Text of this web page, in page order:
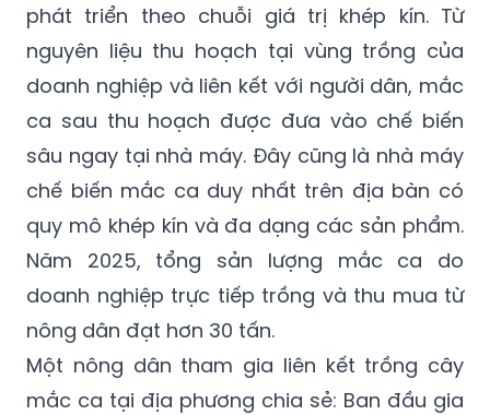
phát triển theo chuỗi giá trị khép kín. Từ
nguyên liệu thu hoạch tại vùng trồng của
doanh nghiệp và liên kết với người dân, mắc
ca sau thu hoạch được đưa vào chế biến
sâu ngay tại nhà máy. Đây cũng là nhà máy
chế biến mắc ca duy nhất trên địa bàn có
quy mô khép kín và đa dạng các sản phẩm.
Năm 2025, tổng sản lượng mắc ca do
doanh nghiệp trực tiếp trồng và thu mua từ
nông dân đạt hơn 30 tấn.
Một nông dân tham gia liên kết trồng cây
mắc ca tại địa phương chia sẻ: Ban đầu gia